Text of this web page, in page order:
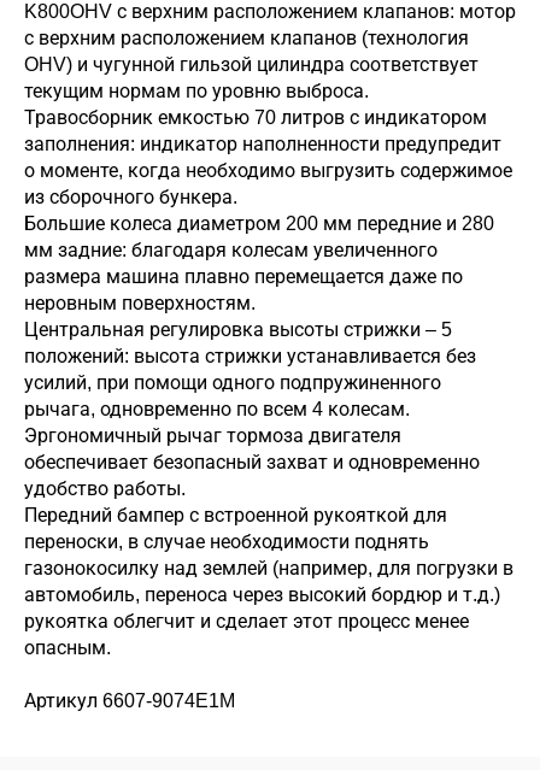
K800OHV с верхним расположением клапанов: мотор
с верхним расположением клапанов (технология
OHV) и чугунной гильзой цилиндра соответствует
текущим нормам по уровню выброса.
Травосборник емкостью 70 литров с индикатором
заполнения: индикатор наполненности предупредит
о моменте, когда необходимо выгрузить содержимое
из сборочного бункера.
Большие колеса диаметром 200 мм передние и 280
мм задние: благодаря колесам увеличенного
размера машина плавно перемещается даже по
неровным поверхностям.
Центральная регулировка высоты стрижки – 5
положений: высота стрижки устанавливается без
усилий, при помощи одного подпружиненного
рычага, одновременно по всем 4 колесам.
Эргономичный рычаг тормоза двигателя
обеспечивает безопасный захват и одновременно
удобство работы.
Передний бампер с встроенной рукояткой для
переноски, в случае необходимости поднять
газонокосилку над землей (например, для погрузки в
автомобиль, переноса через высокий бордюр и т.д.)
рукоятка облегчит и сделает этот процесс менее
опасным.
Артикул 6607-9074E1M